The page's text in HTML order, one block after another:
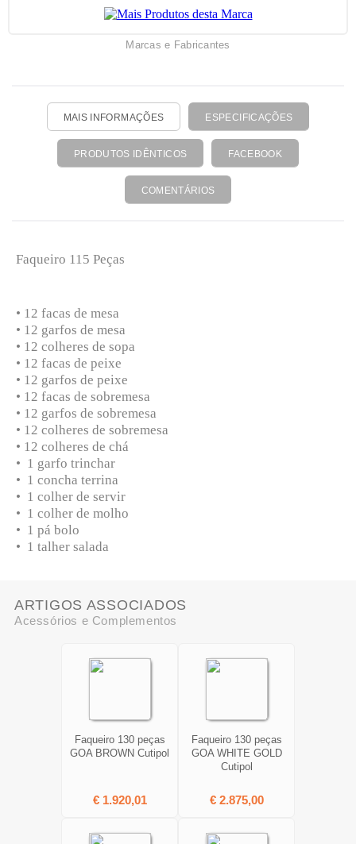
Marcas e Fabricantes
MAIS INFORMAÇÕES ESPECIFICAÇÕES
PRODUTOS IDÊNTICOS FACEBOOK
COMENTÁRIOS
Faqueiro 115 Peças
• 12 facas de mesa
• 12 garfos de mesa
• 12 colheres de sopa
• 12 facas de peixe
• 12 garfos de peixe
• 12 facas de sobremesa
• 12 garfos de sobremesa
• 12 colheres de sobremesa
• 12 colheres de chá
• 1 garfo trinchar
• 1 concha terrina
• 1 colher de servir
• 1 colher de molho
• 1 pá bolo
• 1 talher salada
ARTIGOS ASSOCIADOS
Acessórios e Complementos
Faqueiro 130 peças
GOA BROWN Cutipol
€ 1.920,01
Faqueiro 130 peças
GOA WHITE GOLD
Cutipol
€ 2.875,00